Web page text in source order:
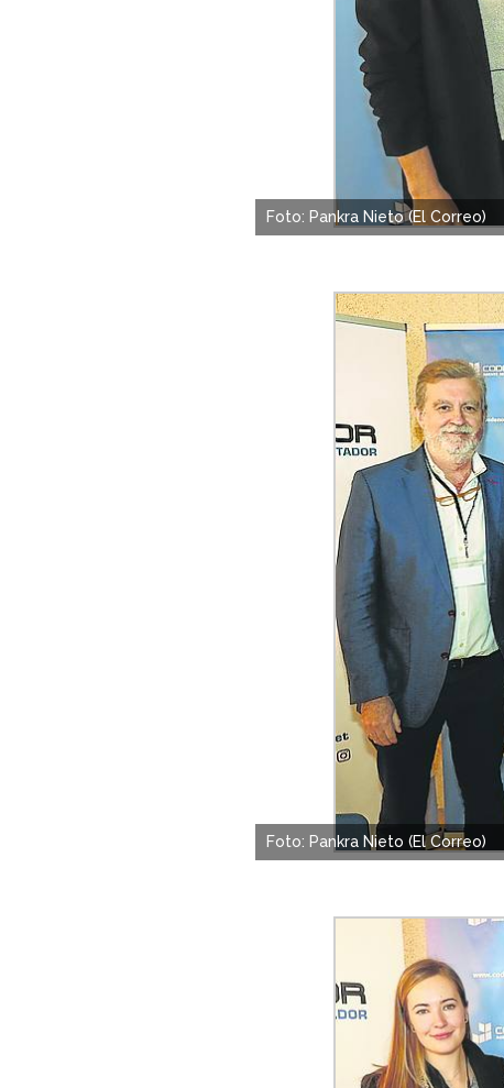
Foto: Pankra Nieto (El Correo)
Foto: Pankra Nieto (El Correo)